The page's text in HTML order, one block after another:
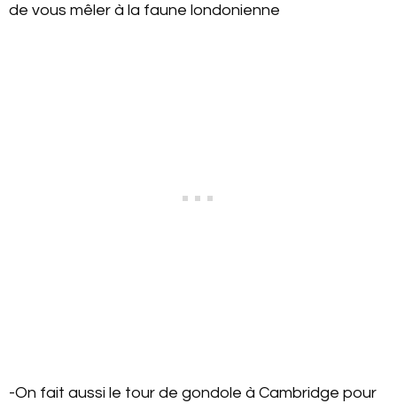
de vous mêler à la faune londonienne
-On fait aussi le tour de gondole à Cambridge pour